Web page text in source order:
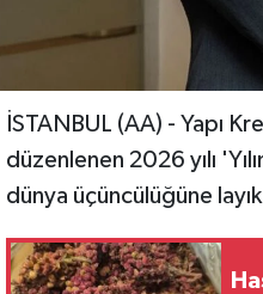
İSTANBUL (AA) - Yapı
düzenlenen 2026 yılı
dünya üçüncülüğüne